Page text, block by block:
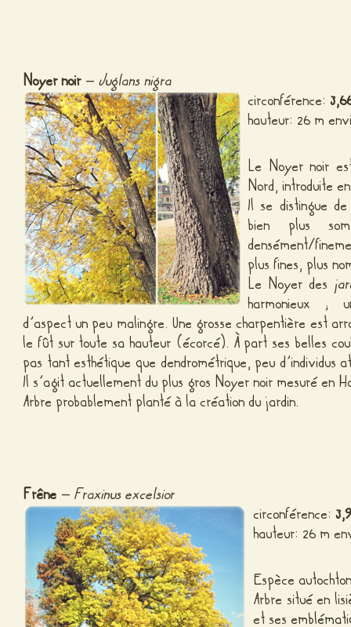
Noyer noir – Juglans nigra
circonférence:
hauteur: 26 m
Le Noyer noir
Nord, introduite
Il se distingue
bien plus
densément/
plus fines, plus
Le Noyer des
harmonieux ;
d’aspect un peu malingre. Une grosse charpentière est
le fût sur toute sa hauteur (écorcé). À part ses belles
pas tant esthétique que dendrométrique, peu d’individus
Il s’agit actuellement du plus gros Noyer noir mesuré en
Arbre probablement planté à la création du jardin.
Frêne – Fraxinus excelsior
circonférence:
hauteur: 26 m
Espèce
Arbre situé en
et ses